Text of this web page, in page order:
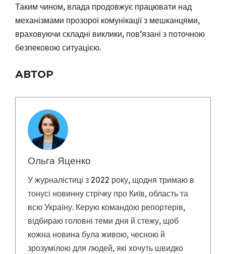
Таким чином, влада продовжує працювати над
механізмами прозорої комунікації з мешканцями,
враховуючи складні виклики, пов’язані з поточною
безпековою ситуацією.
АВТОР
Ольга Яценко
У журналістиці з 2022 року, щодня тримаю в
тонусі новинну стрічку про Київ, область та
всю Україну. Керую командою репортерів,
відбираю головні теми дня й стежу, щоб
кожна новина була живою, чесною й
зрозумілою для людей, які хочуть швидко